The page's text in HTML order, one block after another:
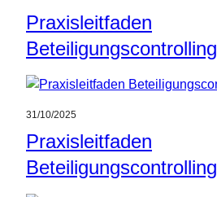
Praxisleitfaden
Beteiligungscontrolling
31/10/2025
Praxisleitfaden
Beteiligungscontrolling